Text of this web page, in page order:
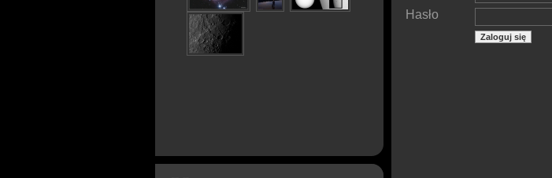
Hasło